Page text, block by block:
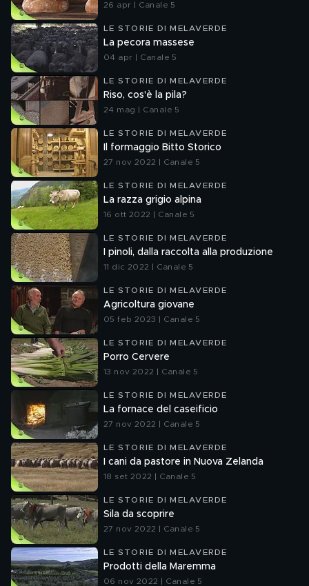
26 apr | Canale 5
LE STORIE DI MELAVERDE
La pecora massese
04 apr | Canale 5
LE STORIE DI MELAVERDE
Riso, cos'è la pila?
24 mag | Canale 5
LE STORIE DI MELAVERDE
Il formaggio Bitto Storico
27 nov 2022 | Canale 5
LE STORIE DI MELAVERDE
La razza grigio alpina
16 ott 2022 | Canale 5
LE STORIE DI MELAVERDE
I pinoli, dalla raccolta alla produzione
11 dic 2022 | Canale 5
LE STORIE DI MELAVERDE
Agricoltura giovane
05 feb 2023 | Canale 5
LE STORIE DI MELAVERDE
Porro Cervere
13 nov 2022 | Canale 5
LE STORIE DI MELAVERDE
La fornace del caseificio
27 nov 2022 | Canale 5
LE STORIE DI MELAVERDE
I cani da pastore in Nuova Zelanda
18 set 2022 | Canale 5
LE STORIE DI MELAVERDE
Sila da scoprire
27 nov 2022 | Canale 5
LE STORIE DI MELAVERDE
Prodotti della Maremma
06 nov 2022 | Canale 5